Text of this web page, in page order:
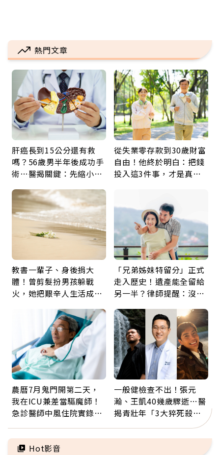
熱門文章
肝癌長到15公分還有救
嗎？56歲男半年後成功手
術…醫揭關鍵：先縮小腫
從失業零存款到30歲財富
自由！他終於明白：把錢
投入這3件事，才是真正
教書一輩子、身後捐大
體！曾剪髮扮男孩躲戰
火，她把艱辛人生活成風
「兄弟姊妹特留分」正式
走入歷史！遺產能全留給
另一半？律師提醒：沒做
農曆7月鬼門開第二天，
我在ICU兼差當驅魔師！
急診醫師中風住院實錄：
一般健檢查不出！張元
瀚、王凱40幾歲驟逝…醫
揭青壯年「3大猝死殺
手」：靠2檢查揪出9成地
雷
Hot影音